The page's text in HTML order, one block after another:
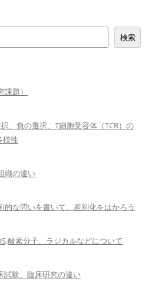
検索
題）
、負の選択、T細胞受容体（TCR）の
様性
織の違い
な問いを書いて、差別化をはかろう
酸素分子、ラジカルなどについて
試験、臨床研究の違い